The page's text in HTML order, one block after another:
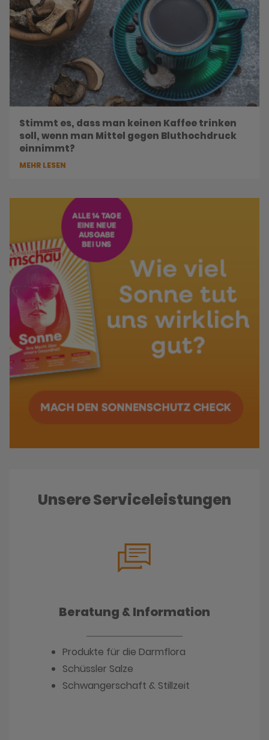
Stimmt es, dass man keinen Kaffee trinken
soll, wenn man Mittel gegen Bluthochdruck
einnimmt?
MEHR LESEN
Unsere Serviceleistungen
Beratung & Information
Produkte für die Darmflora
Schüssler Salze
Schwangerschaft & Stillzeit